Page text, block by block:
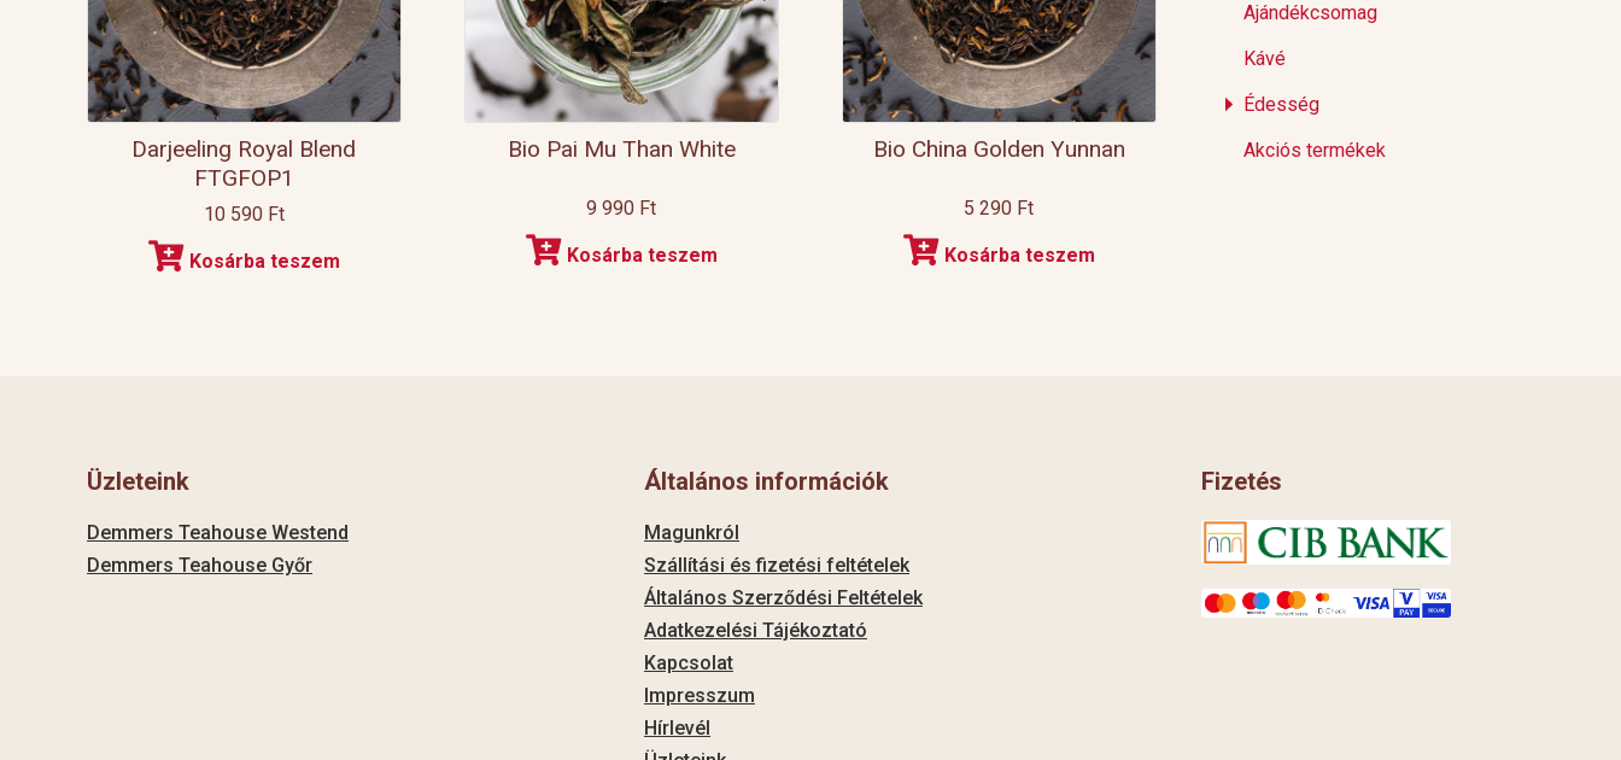
Darjeeling Royal Blend
FTGFOP1
10 590 Ft
Kosárba teszem
Bio Pai Mu Than White
9 990 Ft
Kosárba teszem
Bio China Golden Yunnan
5 290 Ft
Kosárba teszem
Ajándékcsomag
Kávé
Édesség
Akciós termékek
Üzleteink
Demmers Teahouse Westend
Demmers Teahouse Győr
Általános információk
Magunkról
Szállítási és fizetési feltételek
Általános Szerződési Feltételek
Adatkezelési Tájékoztató
Kapcsolat
Impresszum
Hírlevél
Fizetés